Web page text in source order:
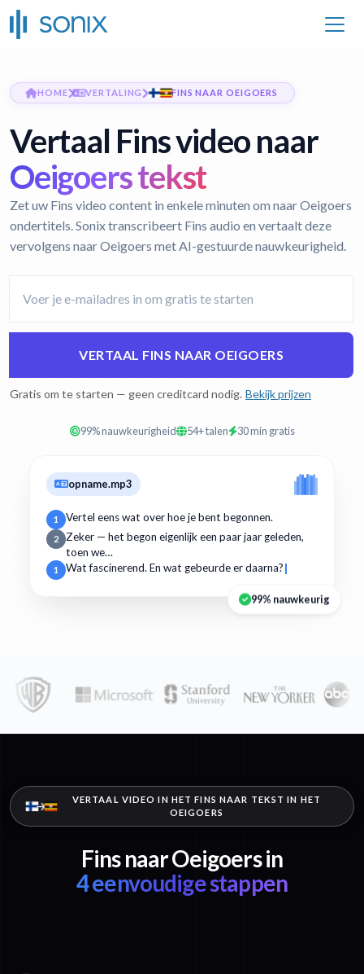
HOME VERTALING FINS NAAR OEIGOERS
Vertaal Fins video naar
Oeigoers tekst
Zet uw Fins video content in enkele minuten om naar Oeigoers
ondertitels. Sonix transcribeert Fins audio en vertaalt deze
vervolgens naar Oeigoers met AI-gestuurde nauwkeurigheid.
VERTAAL FINS NAAR OEIGOERS
Gratis om te starten — geen creditcard nodig. Bekijk prijzen
99% nauwkeurigheid 54+ talen 30 min gratis
opname.mp3
1 Vertel eens wat over hoe je bent begonnen.
2
Zeker — het begon eigenlijk een paar jaar geleden,
toen we…
1 Wat fascinerend. En wat gebeurde er daarna?
99% nauwkeurig
VERTAAL VIDEO IN HET FINS NAAR TEKST IN HET
OEIGOERS
Fins naar Oeigoers in
4 eenvoudige stappen